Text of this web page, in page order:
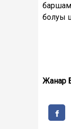
болуы
Жанар